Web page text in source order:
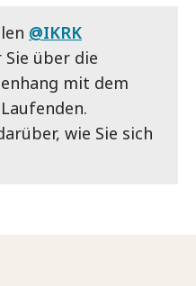
@IKRK
über die
mit dem
wie Sie sich